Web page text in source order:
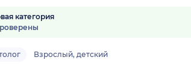
категория
Взрослый, детский